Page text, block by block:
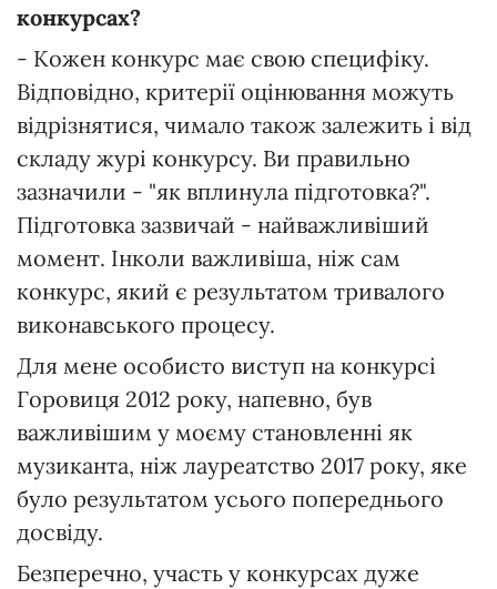
конкурсах?
- Кожен конкурс має свою специфіку.
Відповідно, критерії оцінювання можуть
відрізнятися, чимало також залежить і від
складу журі конкурсу. Ви правильно
зазначили - "як вплинула підготовка?".
Підготовка зазвичай - найважливіший
момент. Інколи важливіша, ніж сам
конкурс, який є результатом тривалого
виконавського процесу.
Для мене особисто виступ на конкурсі
Горовиця 2012 року, напевно, був
важливішим у моєму становленні як
музиканта, ніж лауреатство 2017 року, яке
було результатом усього попереднього
досвіду.
Безперечно, участь у конкурсах дуже